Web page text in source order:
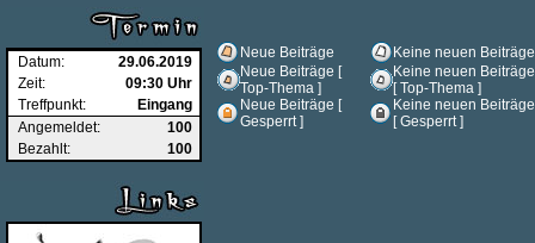
Datum:
29.06.2019
Zeit:
09:30 Uhr
Treffpunkt:
Eingang
Angemeldet:
100
Bezahlt:
100
Neue Beiträge
Keine neuen Beiträge
Neue Beiträge [
Top-Thema ]
Keine neuen Beiträge
[ Top-Thema ]
Neue Beiträge [
Gesperrt ]
Keine neuen Beiträge
[ Gesperrt ]